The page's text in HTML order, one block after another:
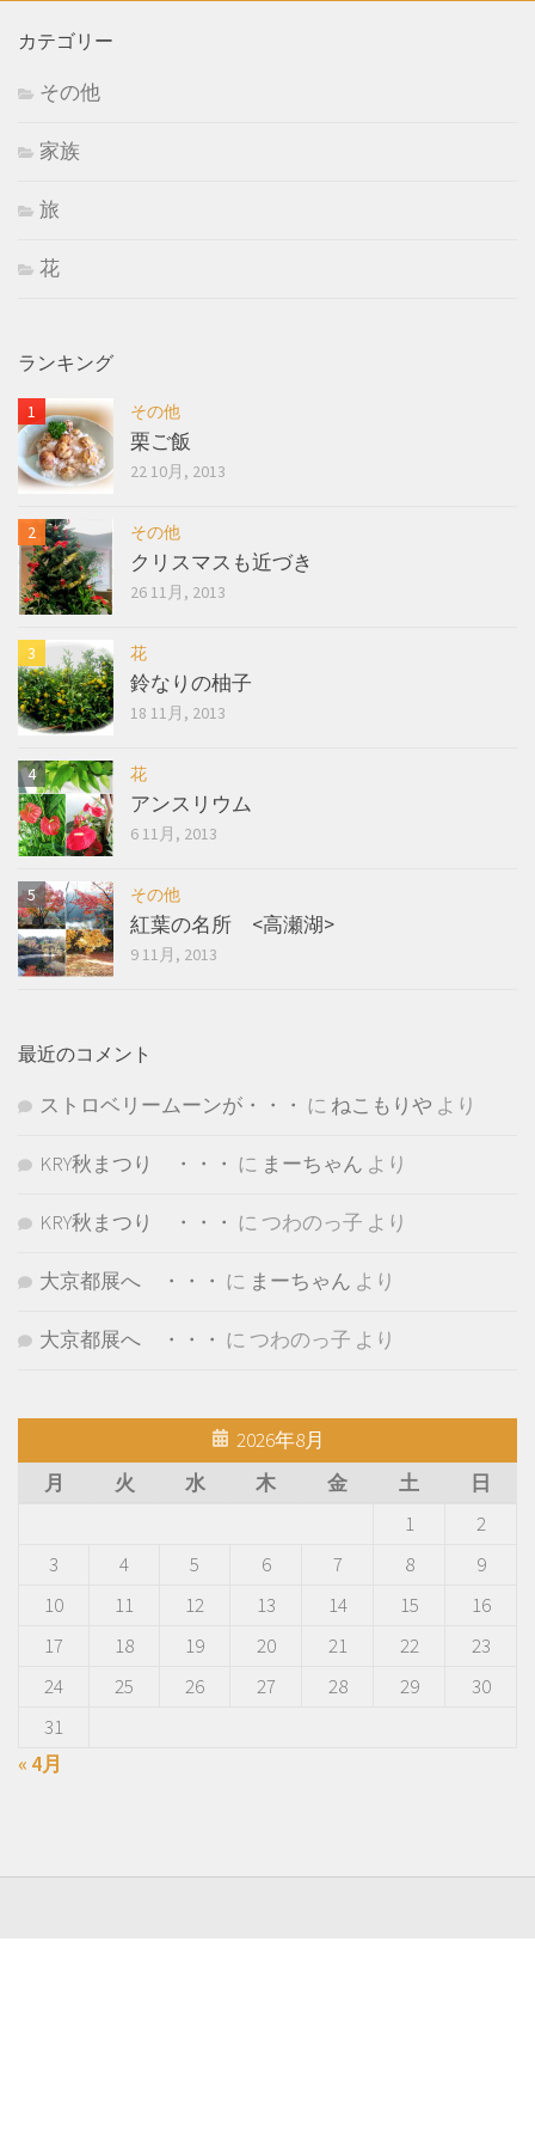
カテゴリー
その他
家族
旅
花
ランキング
その他
栗ご飯
22 10月, 2013
その他
クリスマスも近づき
26 11月, 2013
花
鈴なりの柚子
18 11月, 2013
花
アンスリウム
6 11月, 2013
その他
紅葉の名所 <高瀬湖>
9 11月, 2013
最近のコメント
ストロベリームーンが・・・ に ねこもりや より
KRY秋まつり ・・・ に まーちゃん より
KRY秋まつり ・・・ に つわのっ子 より
大京都展へ ・・・ に まーちゃん より
大京都展へ ・・・ に つわのっ子 より
2026年8月
月
火 水 木 金 土
日
1
2
3
4 5 6 7 8
9
10
11 12 13 14 15
16
17
18 19 20 21 22
23
24
25 26 27 28 29
30
31
« 4月